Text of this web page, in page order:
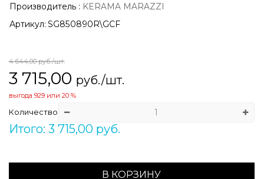
Производитель : KERAMA MARAZZI
Артикул: SG850890R\GCF
4 644,00руб./шт.
3 715,00 руб./шт.
выгода 929или 20 %
Количество
Итого: 3 715,00 руб.
В КОРЗИНУ